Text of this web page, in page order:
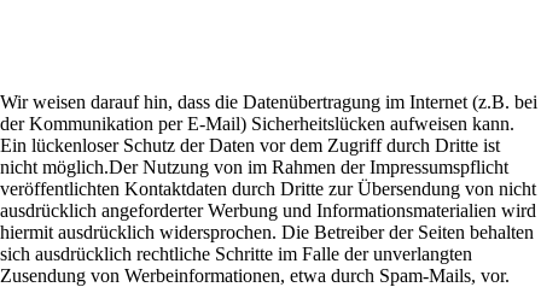
Wir weisen darauf hin, dass die Datenübertragung im Internet (z.B. bei
der Kommunikation per E-Mail) Sicherheitslücken aufweisen kann.
Ein lückenloser Schutz der Daten vor dem Zugriff durch Dritte ist
nicht möglich.Der Nutzung von im Rahmen der Impressumspflicht
veröffentlichten Kontaktdaten durch Dritte zur Übersendung von nicht
ausdrücklich angeforderter Werbung und Informationsmaterialien wird
hiermit ausdrücklich widersprochen. Die Betreiber der Seiten behalten
sich ausdrücklich rechtliche Schritte im Falle der unverlangten
Zusendung von Werbeinformationen, etwa durch Spam-Mails, vor.